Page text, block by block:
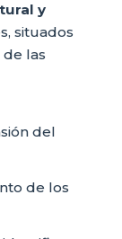
y
situados
las
del
de los